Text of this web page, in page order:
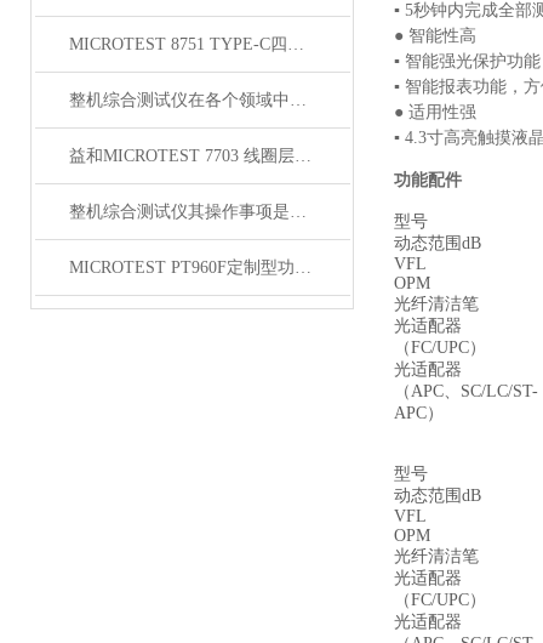
MICROTEST 8751 TYPE-C四线式线材测试仪
整机综合测试仪在各个领域中都有着广泛的作用
益和MICROTEST 7703 线圈层间短路测试仪
整机综合测试仪其操作事项是很有讲究的
MICROTEST PT960F定制型功能自动测试系统
▪ 5秒钟内完成全部
● 智能性高
▪ 智能强光保护功
▪ 智能报表功能，
● 适用性强
▪ 4.3寸高亮触摸液
功能配件
型号
动态范围dB
VFL
OPM
光纤清洁笔
光适配器
（FC/UPC）
光适配器
（APC、SC/LC/ST-
APC）
型号
动态范围dB
VFL
OPM
光纤清洁笔
光适配器
（FC/UPC）
光适配器